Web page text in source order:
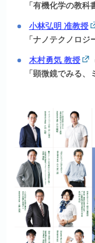
「有機化学の教科
小林弘明 准教授
「ナノテクノロジ
木村勇気 教授
「顕微鏡でみる、